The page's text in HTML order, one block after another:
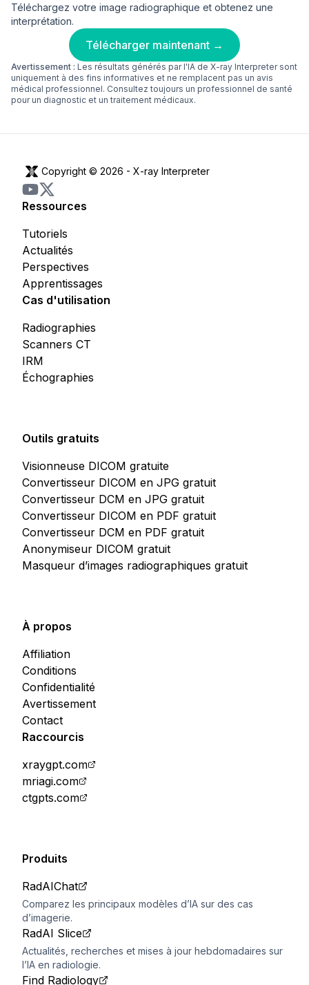
Téléchargez votre image radiographique et obtenez une
interprétation.
Télécharger maintenant →
Avertissement : Les résultats générés par l'IA de X-ray Interpreter sont
uniquement à des fins informatives et ne remplacent pas un avis
médical professionnel. Consultez toujours un professionnel de santé
pour un diagnostic et un traitement médicaux.
Copyright © 2026 - X-ray Interpreter
Ressources
Perspectives
Apprentissages
Actualités
Tutoriels
Cas d'utilisation
Scanners CT
IRM
Échographies
Radiographies
Outils gratuits
Visionneuse DICOM gratuite
Convertisseur DICOM en JPG gratuit
Convertisseur DCM en JPG gratuit
Convertisseur DICOM en PDF gratuit
Convertisseur DCM en PDF gratuit
Anonymiseur DICOM gratuit
Masqueur d’images radiographiques gratuit
À propos
Affiliation
Conditions
Confidentialité
Avertissement
Contact
Raccourcis
xraygpt.com
mriagi.com
ctgpts.com
Produits
RadAIChat
Comparez les principaux modèles d’IA sur des cas
d’imagerie.
RadAI Slice
Actualités, recherches et mises à jour hebdomadaires sur
l’IA en radiologie.
Find Radiology